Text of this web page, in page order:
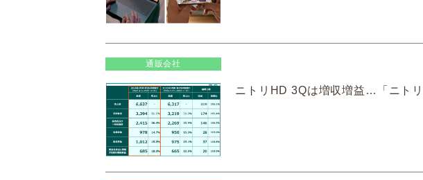
通販会社
ニトリHD 3Qは増収増益…「ニト